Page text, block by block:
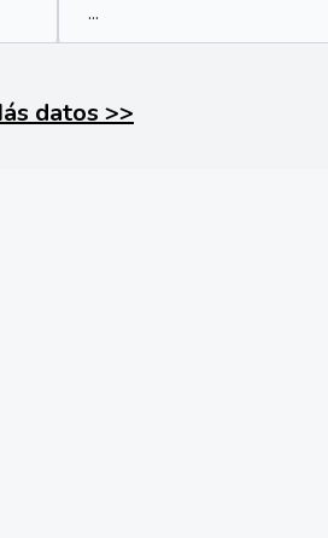
...
datos >>